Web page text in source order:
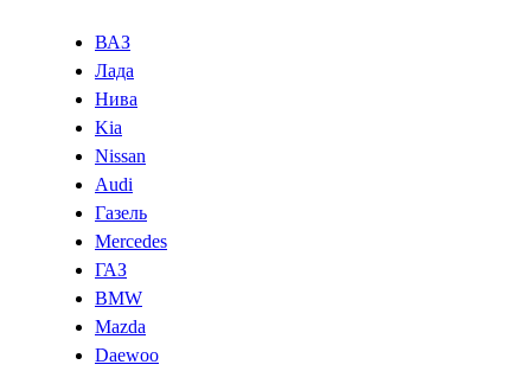
ВАЗ
Лада
Нива
Kia
Nissan
Audi
Газель
Mercedes
ГАЗ
BMW
Mazda
Daewoo